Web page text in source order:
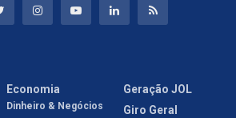
Economia
Dinheiro & Negócios
Geração JOL
Giro Geral